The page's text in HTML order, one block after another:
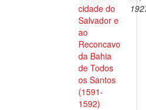
cidade do
Salvador e
ao
Reconcavo
da Bahia
de Todos
os Santos
(1591-
1592)